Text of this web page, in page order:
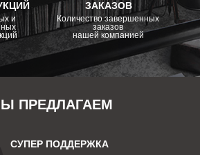
и
ЗАКАЗОВ
Количество завершенных
заказов
нашей компанией
ПРЕДЛАГАЕМ
СУПЕР ПОДДЕРЖКА